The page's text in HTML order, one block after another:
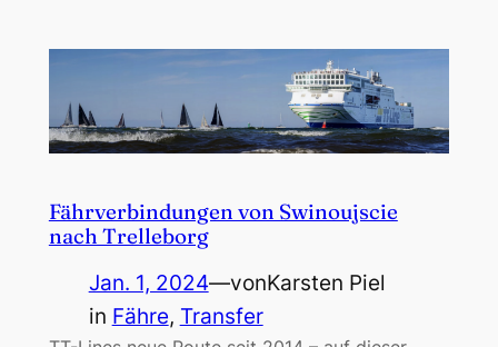
Fährverbindungen von Swinoujscie
nach Trelleborg
Jan. 1, 2024—vonKarsten Piel
in Fähre, Transfer